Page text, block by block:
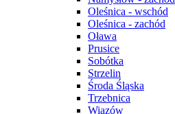
Oleśnica - wschód
Oleśnica - zachód
Oława
Prusice
Sobótka
Strzelin
Środa Śląska
Trzebnica
Wiązów